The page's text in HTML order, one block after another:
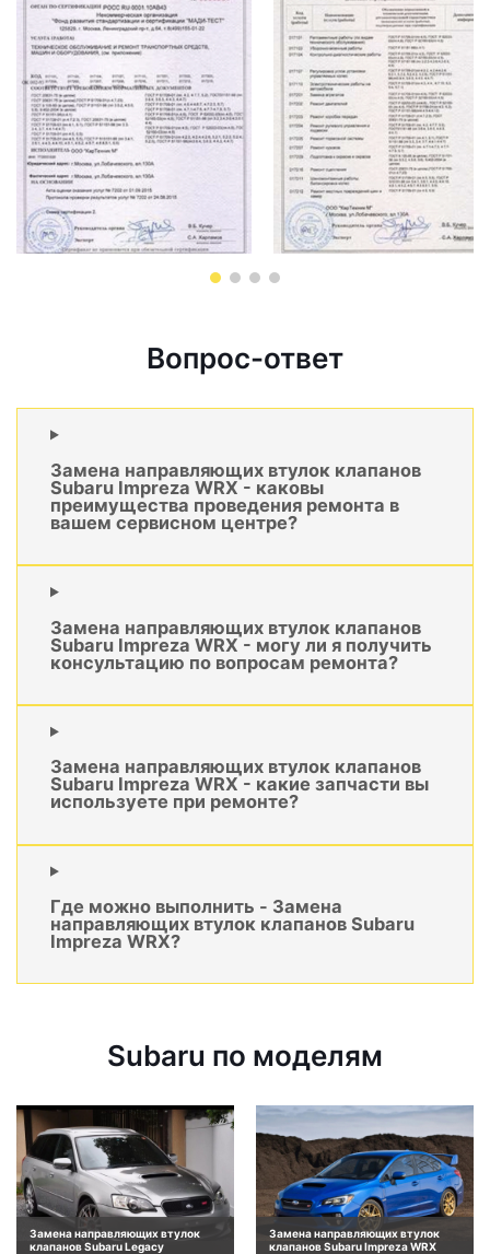
Вопрос-ответ
Замена направляющих втулок клапанов
Subaru Impreza WRX - каковы
преимущества проведения ремонта в
вашем сервисном центре?
Замена направляющих втулок клапанов
Subaru Impreza WRX - могу ли я получить
консультацию по вопросам ремонта?
Замена направляющих втулок клапанов
Subaru Impreza WRX - какие запчасти вы
используете при ремонте?
Где можно выполнить - Замена
направляющих втулок клапанов Subaru
Impreza WRX?
Subaru по моделям
Замена направляющих втулок
клапанов Subaru Legacy
Замена направляющих втулок
клапанов Subaru Impreza WRX